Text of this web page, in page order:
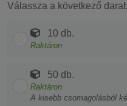
Válassza a következő
10 db.
Raktáron
50 db.
Raktáron
A kisebb csomagolásból